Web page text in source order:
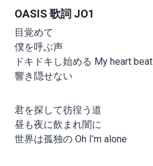
OASIS 歌詞 JO1
目覚めて
僕を呼ぶ声
ドキドキし始める My heart beat
響き隠せない
君を探して彷徨う道
昼も夜に飲まれ闇に
世界は孤独の Oh I’m alone